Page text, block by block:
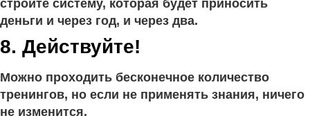
стройте систему, которая будет приносить
деньги и через год, и через два.
8. Действуйте!
Можно проходить бесконечное количество
тренингов, но если не применять знания, ничего
не изменится.